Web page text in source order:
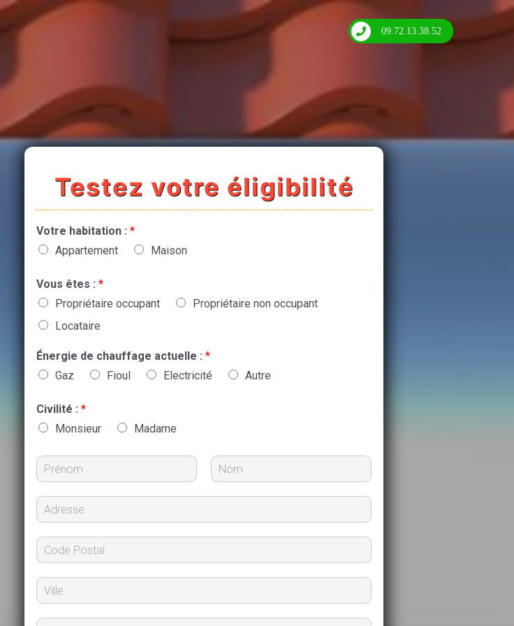
09.72.13.38.52
Testez votre éligibilité
Votre habitation : *
Appartement
Maison
Vous êtes : *
Propriétaire occupant
Propriétaire non occupant
Locataire
Énergie de chauffage actuelle : *
Gaz
Fioul Electricité Autre
Civilité : *
Monsieur
Madame